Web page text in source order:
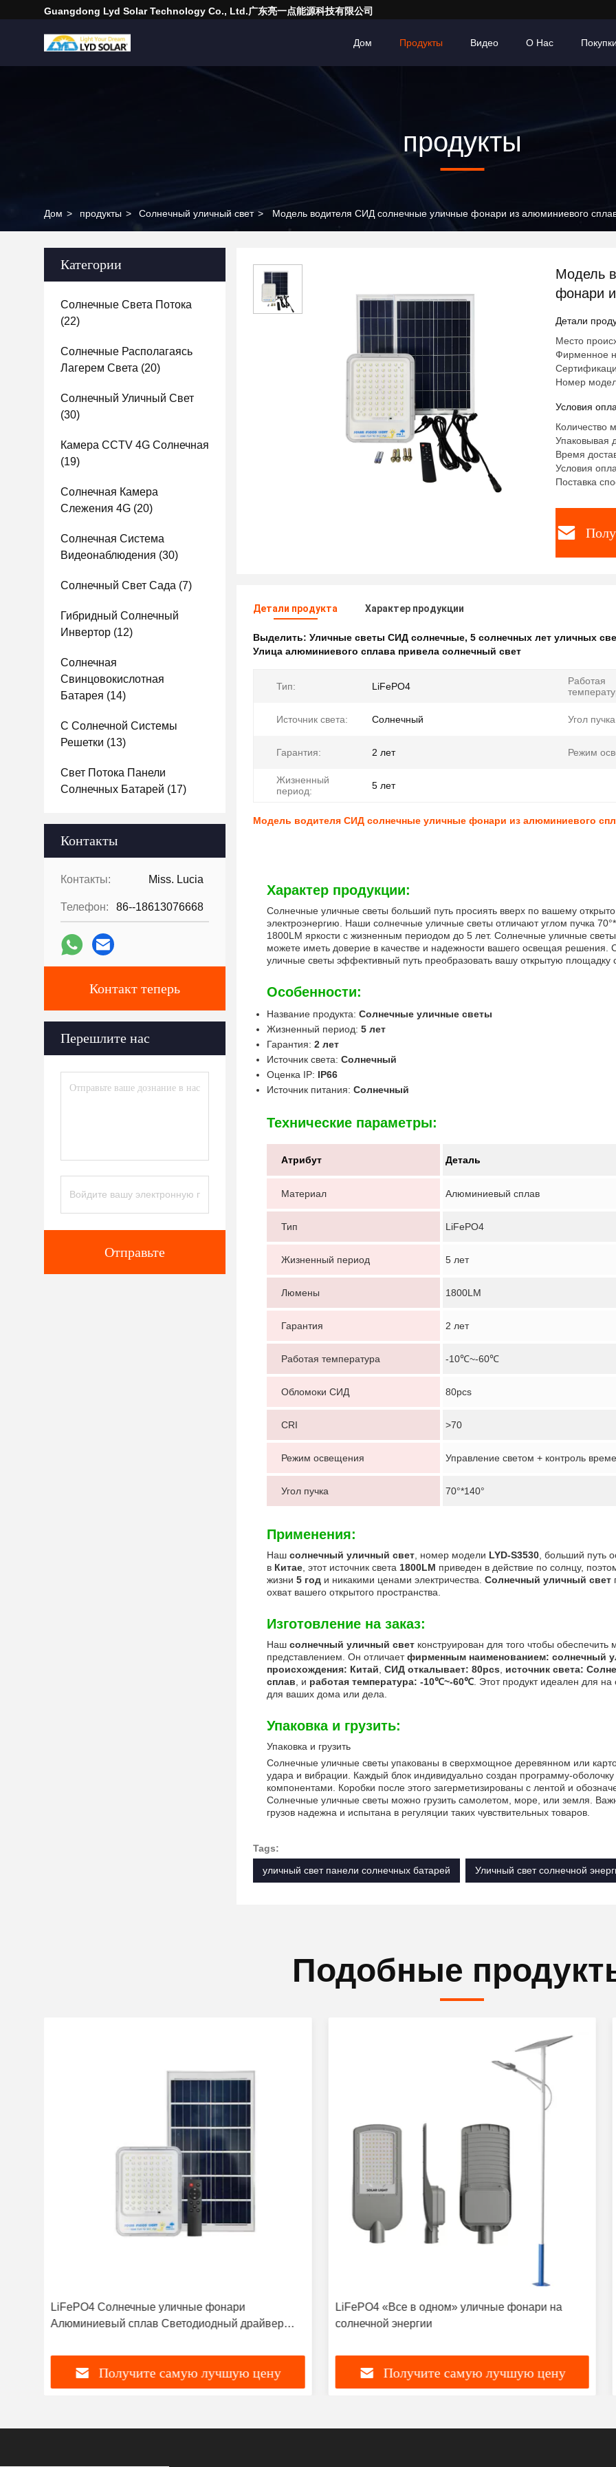
Guangdong Lyd Solar Technology Co., Ltd.广东亮一点能源科技有限公司
Дом Продукты Видео О Нас
продукты
Дом > продукты > Солнечный уличный свет > Модель водителя СИД солнечные уличные фонари из
Категории
Солнечные Света Потока
(22)
Солнечные Располагаясь
Лагерем Света (20)
Солнечный Уличный Свет
(30)
Камера CCTV 4G Солнечная
(19)
Солнечная Камера
Слежения 4G (20)
Солнечная Система
Видеонаблюдения (30)
Солнечный Свет Сада (7)
Гибридный Солнечный
Инвертор (12)
Солнечная
Свинцовокислотная
Батарея (14)
С Солнечной Системы
Решетки (13)
Свет Потока Панели
Солнечных Батарей (17)
Контакты
Контакты: Miss. Lucia
Телефон: 86--18613076668
Контакт теперь
Перешлите нас
Отправьте
Модель
фонари
Детали
Место
Фирменное
Номер
Условия
Количество
Упаковывая
Время
Условия
Поставка
Детали продукта Характер продукции
Выделить: Уличные светы СИД солнечные, 5 солнечных лет уличных
Улица алюминиевого сплава привела солнечный свет
Тип: LiFePO4
Работая
Источник света: Солнечный Угол
Гарантия: 2 лет Режим
Жизненный
период:
5 лет
Модель водителя СИД солнечные уличные фонари из алюминиевого
Характер продукции:
Солнечные уличные светы больший путь просиять вверх по вашему
электроэнергию. Наши солнечные уличные светы отличают углом пучка
1800LM яркости с жизненным периодом до 5 лет. Солнечные уличные
можете иметь доверие в качестве и надежности вашего освещая решения.
уличные светы эффективный путь преобразовать вашу открытую площадку
Особенности:
Название продукта: Солнечные уличные светы
Жизненный период: 5 лет
Гарантия: 2 лет
Источник света: Солнечный
Оценка IP: IP66
Источник питания: Солнечный
Технические параметры:
Атрибут Деталь
Материал Алюминиевый сплав
Тип LiFePO4
Жизненный период 5 лет
Люмены 1800LM
Гарантия 2 лет
Работая температура -10℃~-60℃
Обломоки СИД 80pcs
CRI >70
Режим освещения Управление светом + контроль
Угол пучка 70°*140°
Применения:
Наш солнечный уличный свет , номер модели LYD-S3530 , больший путь
в Китае , этот источник света 1800LM приведен в действие по солнцу,
жизни 5 год и никакими ценами электричества. Солнечный уличный свет
охват вашего открытого пространства.
Изготовление на заказ:
Наш солнечный уличный свет конструирован для того чтобы
представлением. Он отличаетфирменным наименованием: солнечный
происхождения: Китай СИД откалывает: 80pcs
источник света:
сплав , и работая температура: -10℃~-60℃ . Этот продукт идеален для
для ваших дома или дела.
Упаковка и грузить:
Упаковка и грузить
Солнечные уличные светы упакованы в сверхмощное деревянном или
удара и вибрации. Каждый блок индивидуально создан программу-
компонентами. Коробки после этого загерметизированы с лентой и
Солнечные уличные светы можно грузить самолетом, море, или земля.
грузов надежна и испытана в регуляции таких чувствительных товаров.
Tags:
уличный свет панели солнечных батарей
Уличный свет солнечной
Подобные
LiFePO4 Солнечные уличные фонари
Алюминиевый сплав Светодиодный драйвер
Получите самую лучшую цену
LiFePO4 «Все в одном» уличные фонари на
солнечной энергии
Получите самую лучшую цену